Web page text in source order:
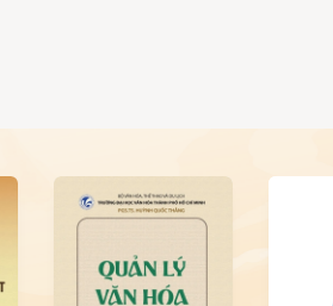
tư liệu và tranh vẽ minh họa đời thường